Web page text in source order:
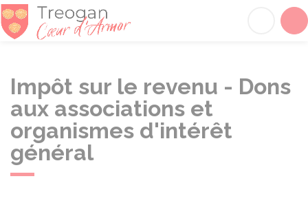
Impôt sur le revenu - Dons
aux associations et
organismes d'intérêt
général